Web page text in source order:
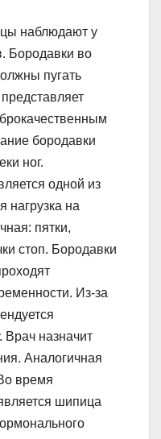
наблюдают у
Бородавки во
пугать
бородавки
ног.
одной из
нагрузка на
пятки,
стоп. Бородавки
Из-за
Врач назначит
Аналогичная
время
шипица